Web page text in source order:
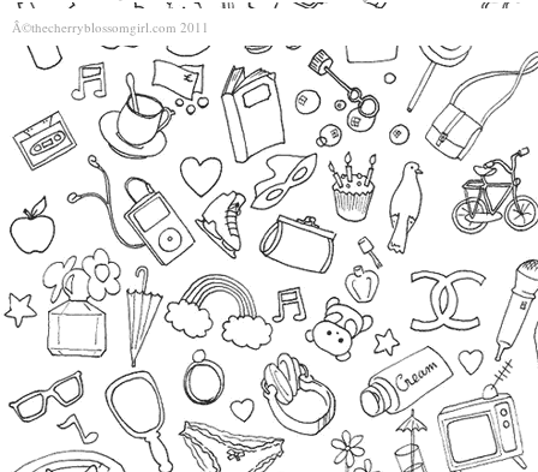
Â©thecherryblossomgirl.com 2011